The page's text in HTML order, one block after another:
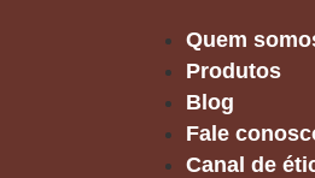
Quem
Produtos
Blog
Fale
Canal de